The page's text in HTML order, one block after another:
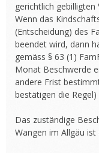
gerichtlich gebilligten
Wenn das
(Entscheidung) des
beendet wird, dann
gemäss § 63 (1)
Monat Beschwerde
andere Frist
bestätigen die Regel)
Das zuständige
Wangen im Allgäu ist